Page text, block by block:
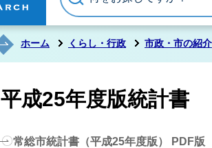
ホーム くらし・行政 市政・市の紹介
平成25年度版統計書
常総市統計書（平成25年度版） PDF版